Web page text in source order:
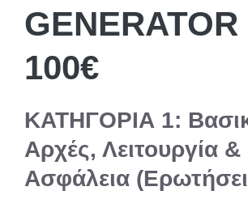
100€
ΚΑΤΗΓΟΡΙΑ 1:
Αρχές, Λειτουργία &
Ασφάλεια